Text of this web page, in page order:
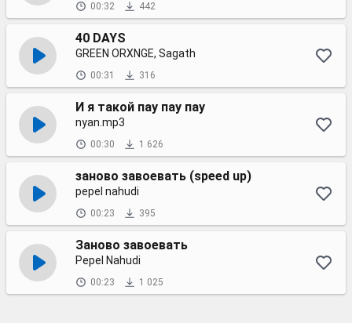
00:32 442
40 DAYS
GREEN ORXNGE, Sagath
00:31 316
И я такой пау пау пау
nyan.mp3
00:30 1 626
заново завоевать (speed up)
pepel nahudi
00:23 395
Заново завоевать
Pepel Nahudi
00:23 1 025